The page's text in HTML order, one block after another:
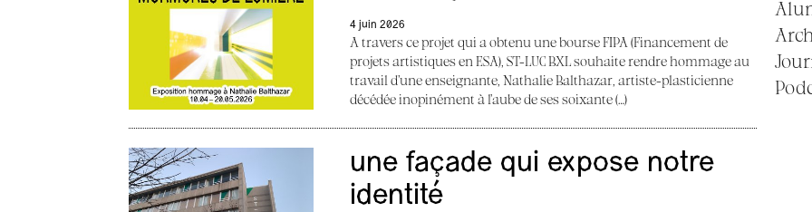
4 juin 2026
A travers ce projet qui a obtenu une bourse FIPA (Financement de
projets artistiques en ESA), ST-LUC BXL souhaite rendre hommage au
travail d’une enseignante, Nathalie Balthazar, artiste-plasticienne
décédée inopinément à l’aube de ses soixante (…)
une façade qui expose notre
identité